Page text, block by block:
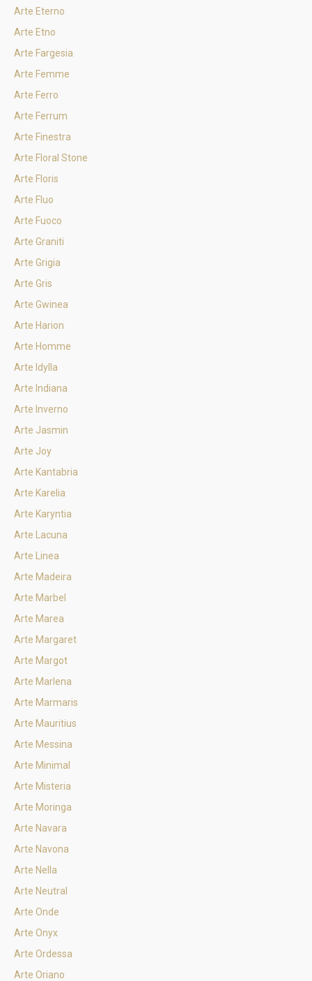
Arte Eterno
Arte Etno
Arte Fargesia
Arte Femme
Arte Ferro
Arte Ferrum
Arte Finestra
Arte Floral Stone
Arte Floris
Arte Fluo
Arte Fuoco
Arte Graniti
Arte Grigia
Arte Gris
Arte Gwinea
Arte Harion
Arte Homme
Arte Idylla
Arte Indiana
Arte Inverno
Arte Jasmin
Arte Joy
Arte Kantabria
Arte Karelia
Arte Karyntia
Arte Lacuna
Arte Linea
Arte Madeira
Arte Marbel
Arte Marea
Arte Margaret
Arte Margot
Arte Marlena
Arte Marmaris
Arte Mauritius
Arte Messina
Arte Minimal
Arte Misteria
Arte Moringa
Arte Navara
Arte Navona
Arte Nella
Arte Neutral
Arte Onde
Arte Onyx
Arte Ordessa
Arte Oriano